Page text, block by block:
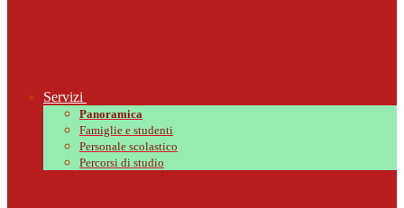
Servizi
Panoramica
Famiglie e studenti
Personale scolastico
Percorsi di studio